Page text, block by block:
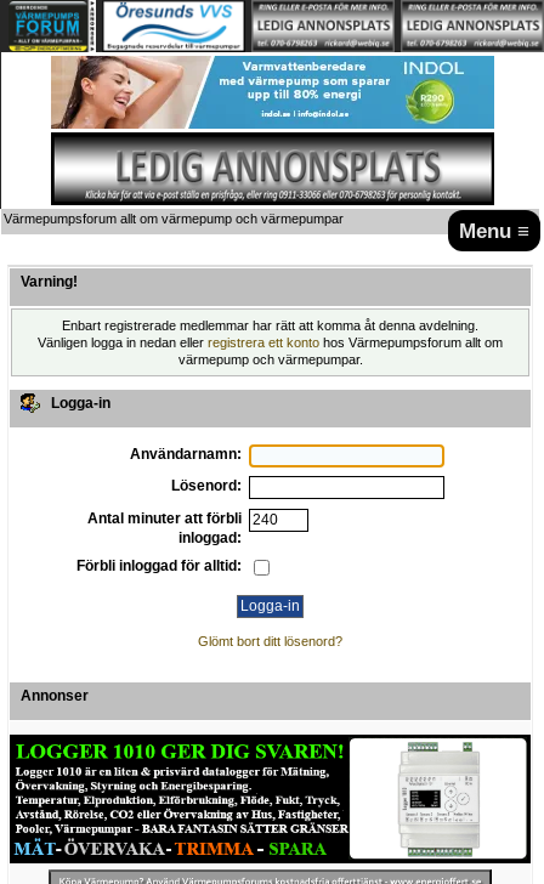
Menu ≡
Värmepumpsforum allt om värmepump och värmepumpar
Varning!
Enbart registrerade medlemmar har rätt att komma åt denna avdelning.
Vänligen logga in nedan eller registrera ett konto hos Värmepumpsforum allt om
värmepump och värmepumpar.
Logga-in
Användarnamn:
Lösenord:
Antal minuter att förbli
inloggad:
Förbli inloggad för alltid:
Glömt bort ditt lösenord?
Annonser